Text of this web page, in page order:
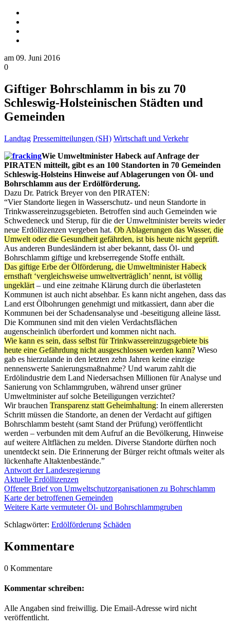
am 09. Juni 2016
0
Giftiger Bohrschlamm in bis zu 70
Schleswig-Holsteinischen Städten und
Gemeinden
Landtag Pressemitteilungen (SH) Wirtschaft und Verkehr
Wie Umweltminister Habeck auf Anfrage der
PIRATEN mitteilt, gibt es an 100 Standorten in 70 Gemeinden
Schleswig-Holsteins Hinweise auf Ablagerungen von Öl- und
Bohrschlamm aus der Erdölförderung.
Dazu Dr. Patrick Breyer von den PIRATEN:
“Vier Standorte liegen in Wasserschutz- und neun Standorte in
Trinkwassereinzugsgebieten. Betroffen sind auch Gemeinden wie
Schwedeneck und Sterup, für die der Umweltminister bereits wieder
neue Erdöllizenzen vergeben hat. Ob Ablagerungen das Wasser, die
Umwelt oder die Gesundheit gefährden, ist bis heute nicht geprüft.
Aus anderen Bundesländern ist aber bekannt, dass Öl- und
Bohrschlamm giftige und krebserregende Stoffe enthält.
Das giftige Erbe der Ölförderung, die Umweltminister Habeck
ernsthaft ‘vergleichsweise umweltverträglich’ nennt, ist völlig
ungeklärt – und eine zeitnahe Klärung durch die überlasteten
Kommunen ist auch nicht absehbar. Es kann nicht angehen, dass das
Land erst Ölbohrungen genehmigt und mitkassiert, dann aber die
Kommunen bei der Schadensanalyse und -beseitigung alleine lässt.
Die Kommunen sind mit den vielen Verdachtsflächen
augenscheinlich überfordert und kommen nicht nach.
Wie kann es sein, dass selbst für Trinkwassereinzugsgebiete bis
heute eine Gefährdung nicht ausgeschlossen werden kann? Wieso
gab es hierzulande in den letzten zehn Jahren keine einzige
nennenswerte Sanierungsmaßnahme? Und warum zahlt die
Erdölindustrie dem Land Niedersachsen Millionen für Analyse und
Sanierung von Schlammgruben, während unser grüner
Umweltminister auf solche Beteiligungen verzichtet?
Wir brauchen Transparenz statt Geheimhaltung: In einem allerersten
Schritt müssen die Standorte, an denen der Verdacht auf giftigen
Bohrschlamm besteht (samt Stand der Prüfung) veröffentlicht
werden – verbunden mit dem Aufruf an die Bevölkerung, Hinweise
auf weitere Altflächen zu melden. Diverse Standorte dürften noch
unentdeckt sein. Die Erinnerung der Bürger reicht oftmals weiter als
lückenhafte Altaktenbestände.”
Antwort der Landesregierung
Aktuelle Erdöllizenzen
Offener Brief von Umweltschutzorganisationen zu Bohrschlamm
Karte der betroffenen Gemeinden
Weitere Karte vermuteter Öl- und Bohrschlammgruben
Schlagwörter: Erdölförderung Schäden
Kommentare
0 Kommentare
Kommentar schreiben:
Alle Angaben sind freiwillig. Die Email-Adresse wird nicht
veröffentlicht.